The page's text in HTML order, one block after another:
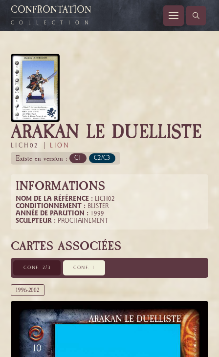
CONFRONTATION
COLLECTION
ARAKAN LE DUELLISTE
LICH02 | LION
Existe en version : C1 C2/C3
INFORMATIONS
NOM DE LA RÉFÉRENCE : LICH02
CONDITIONNEMENT : BLISTER
ANNÉE DE PARUTION : 1999
SCULPTEUR : PROCHAINEMENT
CARTES ASSOCIÉES
CONF. 2/3 CONF. 1
1996-2002